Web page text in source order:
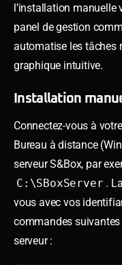
l’installation manuelle
panel de gestion
automatise les tâches
graphique intuitive.
Installation
Connectez-vous à
Bureau à distance
serveur S&Box, par
C:\SBoxServer .
vous avec vos
commandes
serveur :